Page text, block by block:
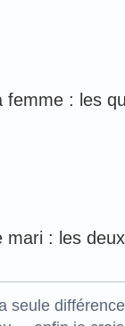
femme : les
mari : les
seule